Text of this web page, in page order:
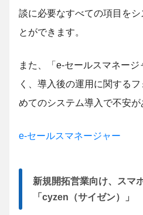
談に必要なすべての項目を
とができます。
また、「e-セールスマネー
く、導入後の運用に関する
めてのシステム導入で不安が
e-セールスマネージャー
新規開拓営業向け、スマ
「cyzen（サイゼン）」